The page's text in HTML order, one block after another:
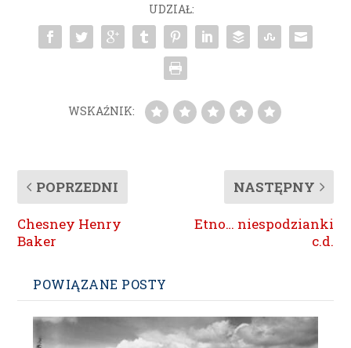
UDZIAŁ:
WSKAŹNIK:
POPRZEDNI
Chesney Henry
Baker
NASTĘPNY
Etno… niespodzianki
c.d.
POWIĄZANE POSTY